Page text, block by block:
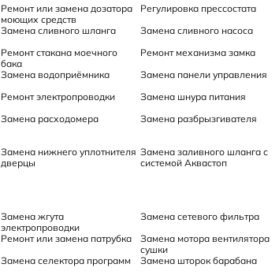
Ремонт или замена дозатора
моющих средств
Регулировка прессостата
Замена сливного шланга Замена сливного насоса
Ремонт стакана моечного
бака
Ремонт механизма замка
Замена водоприёмника Замена панели управления
Ремонт электропроводки Замена шнура питания
Замена расходомера Замена разбрызгивателя
Замена нижнего уплотнителя
дверцы
Замена заливного шланга с
системой Аквастоп
Замена жгута
электропроводки
Замена сетевого фильтра
Ремонт или замена патрубка
Замена мотора вентилятора
сушки
Замена селектора программ Замена шторок барабана